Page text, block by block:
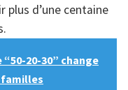
plus d’une centaine
20-30” change
familles